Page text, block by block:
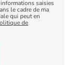
saisies
le cadre de ma
qui peut en
de